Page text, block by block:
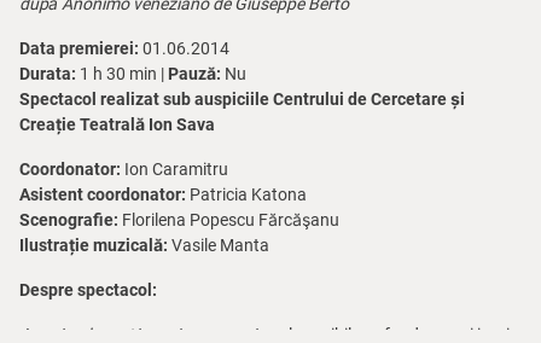
după Anonimo veneziano de Giuseppe Berto
Data premierei: 01.06.2014
Durata: 1 h 30 min | Pauză: Nu
Spectacol realizat sub auspiciile Centrului de Cercetare și
Creație Teatrală Ion Sava
Coordonator: Ion Caramitru
Asistent coordonator: Patricia Katona
Scenografie: Florilena Popescu Fărcăşanu
Ilustrație muzicală: Vasile Manta
Despre spectacol:
Anonimul veneţian
este un spectacol sensibil, profund, uneori ironic